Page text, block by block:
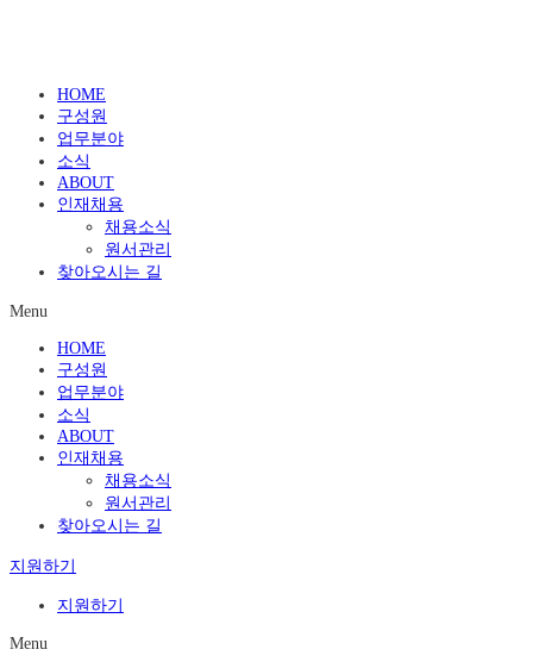
HOME
구성원
업무분야
소식
ABOUT
인재채용
채용소식
원서관리
찾아오시는 길
Menu
HOME
구성원
업무분야
소식
ABOUT
인재채용
채용소식
원서관리
찾아오시는 길
지원하기
지원하기
Menu